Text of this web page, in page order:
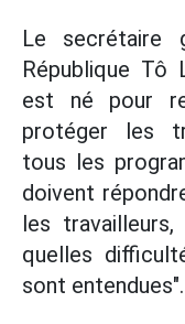
Le secrétaire
République Tô
est né pour
protéger les
tous les
doivent
les
quelles
sont entendues".